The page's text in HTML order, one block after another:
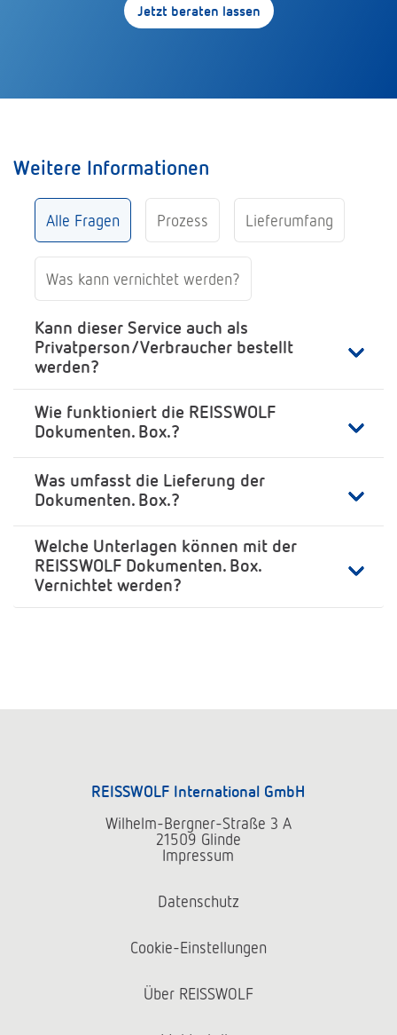
Jetzt beraten lassen
Weitere Informationen
Alle Fragen Prozess Lieferumfang
Was kann vernichtet werden?
Kann dieser Service auch als
Privatperson/Verbraucher bestellt
werden?
Wie funktioniert die REISSWOLF
Dokumenten. Box.?
Was umfasst die Lieferung der
Dokumenten. Box.?
Welche Unterlagen können mit der
REISSWOLF Dokumenten. Box.
Vernichtet werden?
REISSWOLF International GmbH
Wilhelm-Bergner-Straße 3 A
21509 Glinde
Impressum
Datenschutz
Cookie-Einstellungen
Über REISSWOLF